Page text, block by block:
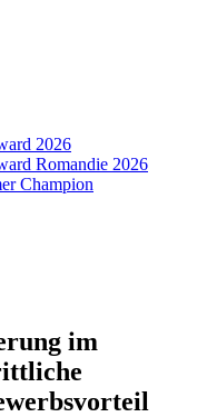
2026
Romandie 2026
Champion
im